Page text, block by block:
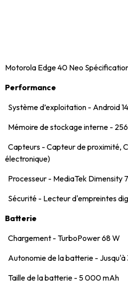
Motorola Edge 40 Neo
Performance
Système d’exploitation - Android 14
Mémoire de stockage interne -
Capteurs - Capteur de proximité,
électronique)
Processeur - MediaTek Dimensity
Sécurité - Lecteur d'empreintes
Batterie
Chargement - TurboPower 68 W
Autonomie de la batterie - Jusqu'à
Taille de la batterie - 5 000 mAh